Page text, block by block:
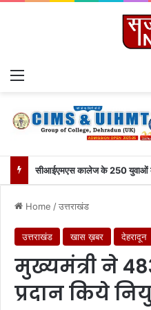
सीआईएमएस कालेज के 250 युवाओं
Home /उत्तराखंड
उत्तराखंड खास ख़बर देहरादून
मुख्यमंत्री ने
प्रदान किये